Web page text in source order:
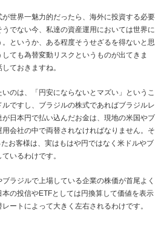
世界一魅力的だったら、海外に投資する必要
でない今、私達の資産運用においては世界に
というか、ある程度そうせざるを得ないと思
ても為替変動リスクというものが出てきま
ておきますね。
のは、「円安にならないとマズい」というこ
ですし、ブラジルの株式であればブラジルレ
日本円で払い込んだお金は、現地の米国やブ
会社の中で両替されなければなりません。そ
お客様は、実はもはや円ではなく米ドルやブ
いるわけです。
ラジルで上場している企業の株価が首尾よく
の投信やETFとしては円換算して価値を表示
ートによって大きく左右されるわけです。